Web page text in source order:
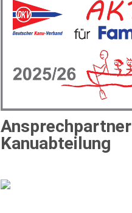
Ansprechpartner
Kanuabteilung